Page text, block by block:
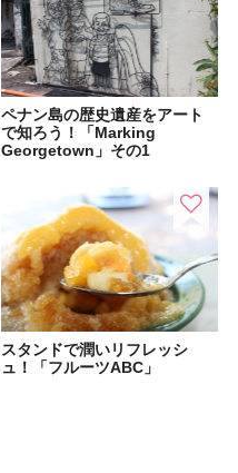
ペナン島の歴史遺産をアート
で知ろう！「Marking
Georgetown」その1
スタンドで潤いリフレッシ
ュ！「フルーツABC」